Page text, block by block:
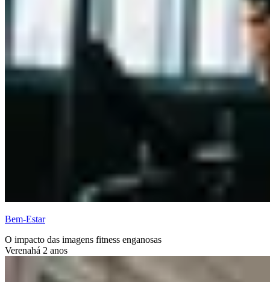
Bem-Estar
O impacto das imagens fitness enganosas
Verenahá 2 anos